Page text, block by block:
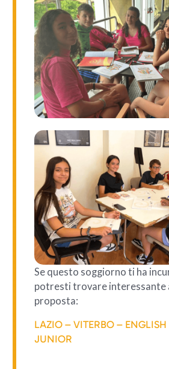
Se questo soggiorno ti ha
potresti trovare interessante
proposta:
LAZIO – VITERBO –
JUNIOR